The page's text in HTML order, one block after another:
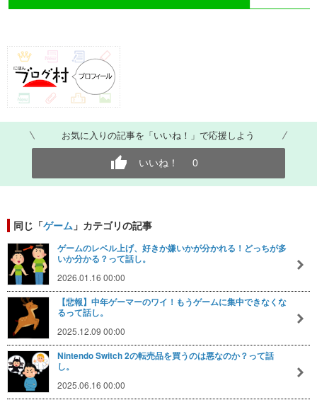
お気に入りの記事を「いいね！」で応援しよう
いいね！ 0
同じ「ゲーム 」カテゴリの記事
ゲームのレベル上げ、好きか嫌いかが分かれる！どっちが多
いか分かる？って話し。
2026.01.16 00:00
【悲報】中年ゲーマーのワイ！もうゲームに集中できなくな
るって話し。
2025.12.09 00:00
Nintendo Switch 2の転売品を買うのは悪なのか？って話
し。
2025.06.16 00:00